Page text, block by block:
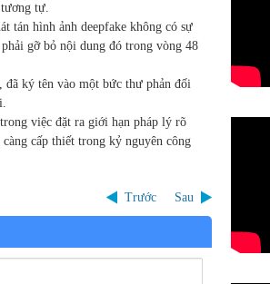
tương tự.
tán hình ảnh deepfake không có sự
gỡ bỏ nội dung đó trong vòng 48
ký tên vào một bức thư phản đối
việc đặt ra giới hạn pháp lý rõ
cấp thiết trong kỷ nguyên công
Trước Sau